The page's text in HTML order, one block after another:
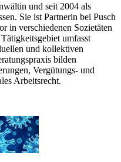
und seit 2004 als
Sie ist Partnerin bei Pusch
in verschiedenen Sozietäten
umfasst
und kollektiven
bilden
Vergütungs- und
Arbeitsrecht.